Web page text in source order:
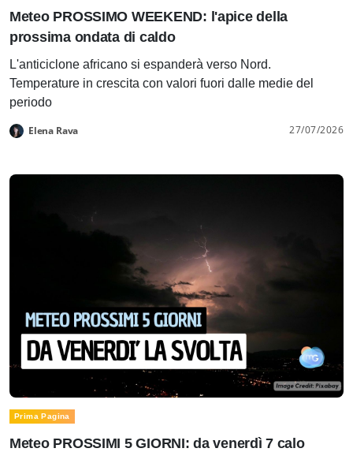
Meteo PROSSIMO WEEKEND: l'apice della
prossima ondata di caldo
L'anticiclone africano si espanderà verso Nord.
Temperature in crescita con valori fuori dalle medie del
periodo
Elena Rava 27/07/2026
Prima Pagina
Meteo PROSSIMI 5 GIORNI: da venerdì 7 calo